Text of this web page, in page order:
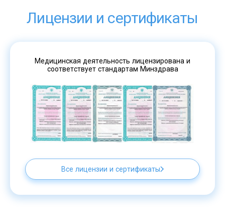
Лицензии и сертификаты
Медицинская деятельность лицензирована и
соответствует стандартам Минздрава
Все лицензии и сертификаты